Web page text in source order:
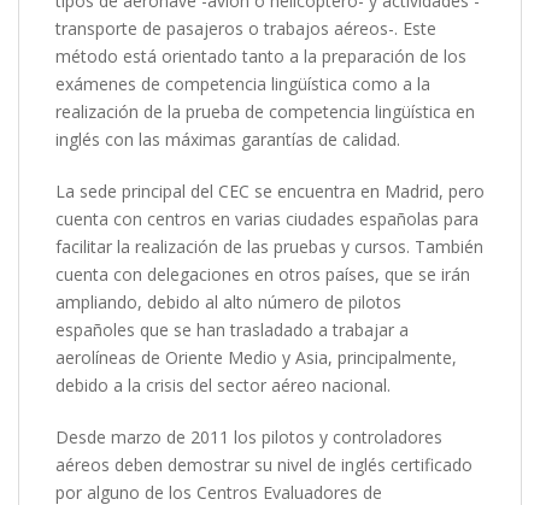
transporte de pasajeros o trabajos aéreos-. Este
método está orientado tanto a la preparación de los
exámenes de competencia lingüística como a la
realización de la prueba de competencia lingüística en
inglés con las máximas garantías de calidad.
La sede principal del CEC se encuentra en Madrid, pero
cuenta con centros en varias ciudades españolas para
facilitar la realización de las pruebas y cursos. También
cuenta con delegaciones en otros países, que se irán
ampliando, debido al alto número de pilotos
españoles que se han trasladado a trabajar a
aerolíneas de Oriente Medio y Asia, principalmente,
debido a la crisis del sector aéreo nacional.
Desde marzo de 2011 los pilotos y controladores
aéreos deben demostrar su nivel de inglés certificado
por alguno de los Centros Evaluadores de